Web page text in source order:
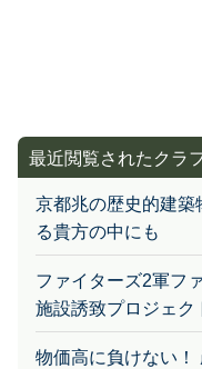
最近閲覧されたクラ
京都兆の歴史的建築
る貴方の中にも
ファイターズ2軍フ
施設誘致プロジェク
物価高に負けない！